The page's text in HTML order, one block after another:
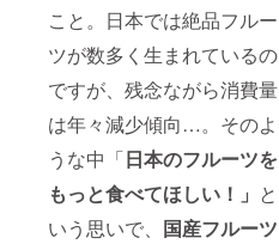
こと。日本では絶品フルー
ツが数多く生まれているの
ですが、残念ながら消費量
は年々減少傾向…。そのよ
うな中「日本のフルーツを
もっと食べてほしい！」 と
いう思いで、 国産フルーツ